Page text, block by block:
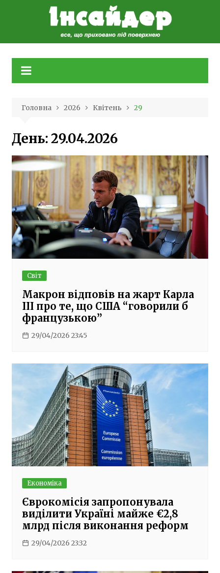
Головна 2026 Квітень 29
День: 29.04.2026
Світ
Макрон відповів на жарт Карла
III про те, що США “говорили б
французькою”
29/04/2026 23:45
Економіка
Єврокомісія запропонувала
виділити Україні майже €2,8
млрд після виконання реформ
29/04/2026 23:32